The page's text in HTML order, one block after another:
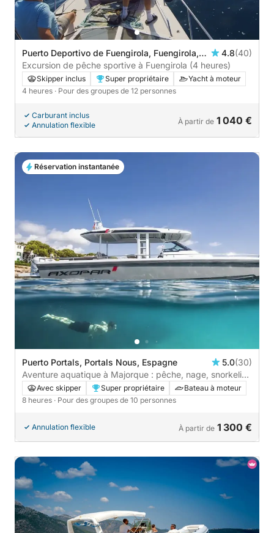
Puerto Deportivo de Fuengirola, Fuengirola,
Espagne
4.8(40)
Excursion de pêche sportive à Fuengirola (4 heures)
Skipper inclus Super propriétaire
Yacht à moteur
4 heures · Pour des groupes de 12 personnes
Carburant inclus
Annulation flexible
À partir de 1 040 €
Puerto Portals, Portals Nous, Espagne 5.0(30)
Aventure aquatique à Majorque : pêche, nage, snorkeling
et SUP
Avec skipper Super propriétaire
Bateau à moteur
8 heures · Pour des groupes de 10 personnes
Annulation flexible À partir de 1 300 €
Réservation instantanée